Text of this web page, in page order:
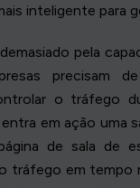
inteligente para
pela
precisam
o tráfego
em ação uma
de sala de
tráfego em tempo